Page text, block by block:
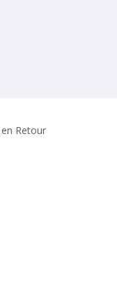
Retour